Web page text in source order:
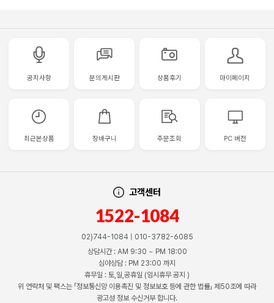
공지사항 문의게시판 상품후기 마이페이지
최근본상품 장바구니 주문조회 PC 버전
고객센터
1522-1084
02)744-1084 | 010-3782-6085
상담시간 : AM 9:30 ~ PM 18:00
심야상담 : PM 23:00 까지
휴무일 : 토,일,공휴일 (임시휴무 공지 )
위 연락처 및 팩스는 「정보통신망 이용촉진 및 정보보호 등에 관한 법률」 제50조에 따라
광고성 정보 수신거부 합니다.